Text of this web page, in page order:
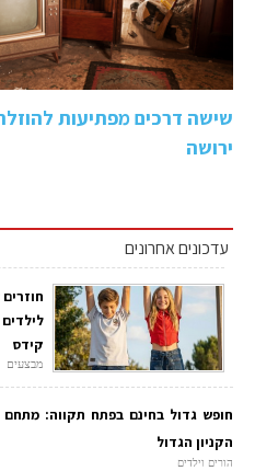
שישה דרכים מפתיעות להוזלת
ירושה
עדכונים אחרונים
קידס
מבצעים
חופש גדול בחינם בפתח תקווה: מתחם
הקניון הגדול
הורים וילדים